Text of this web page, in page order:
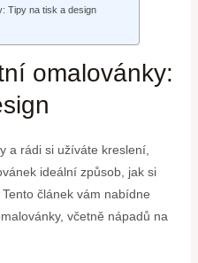
Tipy na tisk a design
omalovánky:
a rádi si užíváte kreslení,
ideální způsob, jak si
článek vám nabídne
včetně nápadů na